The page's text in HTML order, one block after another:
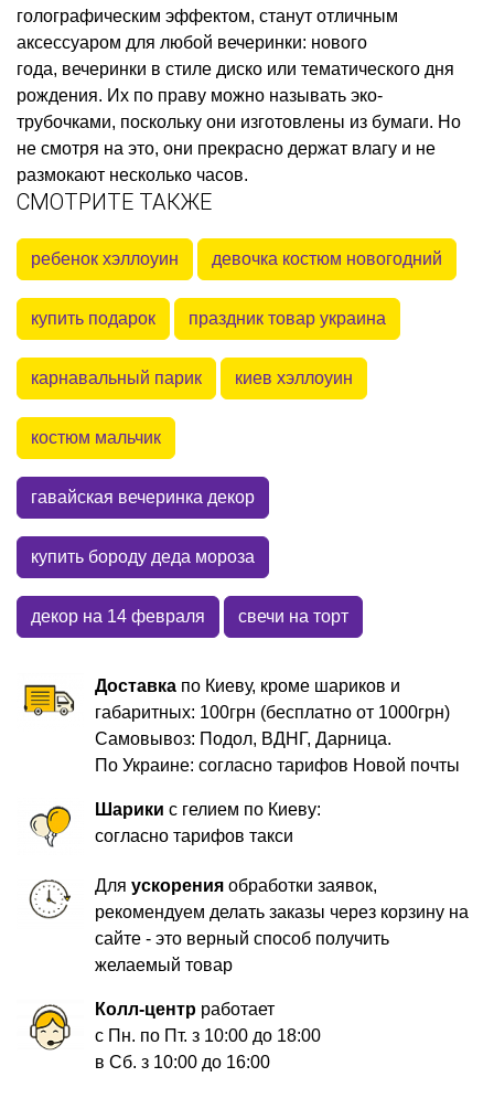
голографическим эффектом, станут отличным
аксессуаром для любой вечеринки: нового
года, вечеринки в стиле диско или тематического дня
рождения. Их по праву можно называть эко-
трубочками, поскольку они изготовлены из бумаги. Но
не смотря на это, они прекрасно держат влагу и не
размокают несколько часов.
СМОТРИТЕ ТАКЖЕ
ребенок хэллоуин девочка костюм новогодний
купить подарок праздник товар украина
карнавальный парик киев хэллоуин
костюм мальчик
гавайская вечеринка декор
купить бороду деда мороза
декор на 14 февраля свечи на торт
Доставка по Киеву, кроме шариков и
габаритных: 100грн (бесплатно от 1000грн)
Самовывоз: Подол, ВДНГ, Дарница.
По Украине: согласно тарифов Новой почты
Шарики с гелием по Киеву:
согласно тарифов такси
Дляускорения обработки заявок,
рекомендуем делать заказы через корзину на
сайте - это верный способ получить
желаемый товар
Колл-центр работает
с Пн. по Пт. з 10:00 до 18:00
в Сб. з 10:00 до 16:00